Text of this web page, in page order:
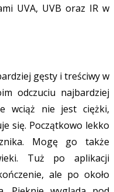
UVA, UVB oraz IR w
gęsty i treściwy w
odczuciu najbardziej
wciąż nie jest ciężki,
się. Początkowo lekko
Mogę go także
Tuż po aplikacji
ale po około